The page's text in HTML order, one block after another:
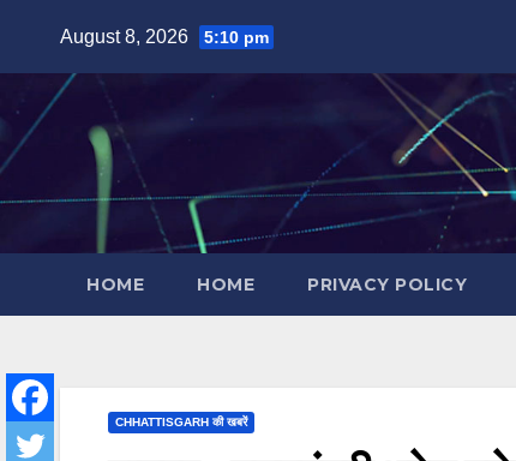
content
August 8, 2026 5:10 pm
HOME HOME PRIVACY POLICY
CHHATTISGARH की खबरें